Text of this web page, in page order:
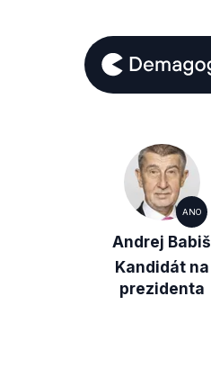
ANO
Andrej Babiš
Kandidát na
prezidenta